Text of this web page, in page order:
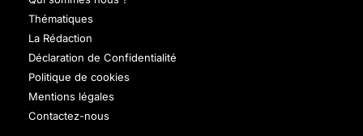
Thématiques
La Rédaction
Déclaration de Confidentialité
Politique de cookies
Mentions légales
Contactez-nous